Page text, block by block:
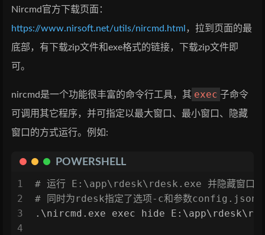
Nircmd官方下载页面：
https://www.nirsoft.net/utils/nircmd.html ，拉到页面的最
底部，有下载zip文件和exe格式的链接，下载zip文件即
可。
nircmd是一个功能很丰富的命令行工具，其 exec 子命令
可调用其它程序，并可指定以最大窗口、最小窗口、隐藏
窗口的方式运行。例如:
POWERSHELL
1
2
3
4
# 运行 E:\app\rdesk\rdesk.exe 并隐藏窗口，
# 同时为rdesk指定了选项-c和参数config.json
.\nircmd.exe exec hide